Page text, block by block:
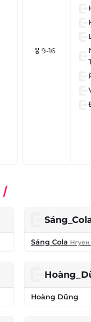
🎖 9-16
Sáng Cola Нгуен
Hoàng Dũng